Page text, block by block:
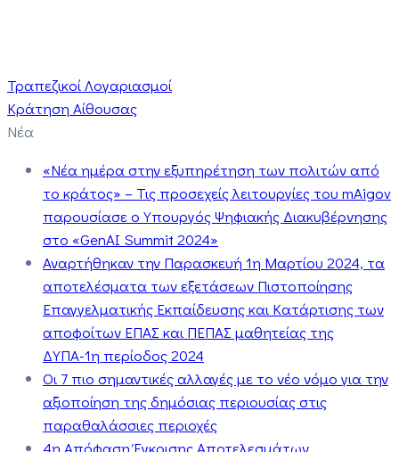
Τραπεζικοί Λογαριασμοί
Κράτηση Αίθουσας
Νέα
«Νέα ημέρα στην εξυπηρέτηση των πολιτών από
το κράτος» – Τις προσεχείς λειτουργίες του mAigov
παρουσίασε ο Υπουργός Ψηφιακής Διακυβέρνησης
στο «GenAI Summit 2024»
Αναρτήθηκαν την Παρασκευή 1η Μαρτίου 2024, τα
αποτελέσματα των εξετάσεων Πιστοποίησης
Επαγγελματικής Εκπαίδευσης και Κατάρτισης των
αποφοίτων ΕΠΑΣ και ΠΕΠΑΣ μαθητείας της
ΔΥΠΑ-1η περίοδος 2024
Οι 7 πιο σημαντικές αλλαγές με το νέο νόμο για την
αξιοποίηση της δημόσιας περιουσίας στις
παραθαλάσσιες περιοχές
4η Απόφαση Έγκρισης Αποτελεσμάτων